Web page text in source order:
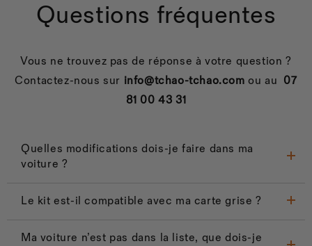
Questions fréquentes
Vous ne trouvez pas de réponse à votre question ?
Contactez-nous sur info@tchao-tchao.com ou au 07
81 00 43 31
Quelles modifications dois-je faire dans ma
voiture ?
Le kit est-il compatible avec ma carte grise ?
Ma voiture n’est pas dans la liste, que dois-je